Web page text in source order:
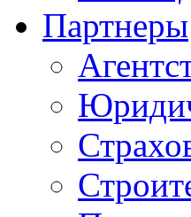
Партнеры